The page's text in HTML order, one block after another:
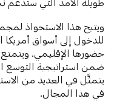
ويتيح هذا الاستحواذ
للدخول إلى أسواق أمريكا
حضورها الإقليمي. ويتمتع
ضمن استراتيجية التوسع
يتمثَّل في العديد من
في هذا المجال.